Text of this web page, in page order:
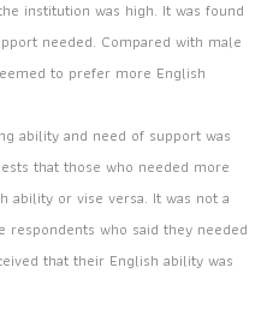
institution was high. It was found
needed. Compared with male
to prefer more English
ability and need of support was
that those who needed more
ability or vise versa. It was not a
who said they needed
that their English ability was